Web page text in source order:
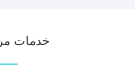
خدمات